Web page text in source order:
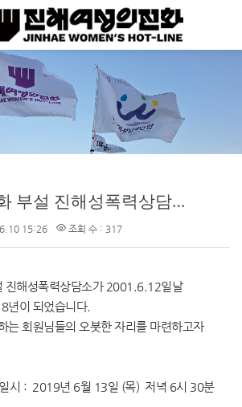
메뉴 건너뛰기
진해여성의전화 부설 진해성폭력상담소 개소식 기념행사
15:26 조회 수 : 317
진해성폭력상담소가 2001.6.12일날
년이 되었습니다.
는 회원님들의 오붓한 자리를 마련하고자
6월 13일 (목) 저녁 6시 30분